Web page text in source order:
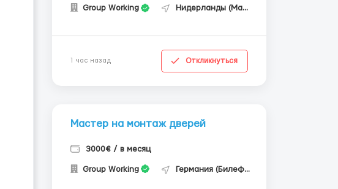
Group Working Нидерланды (Маастрихт)
1 час назад Откликнуться
Мастер на монтаж дверей
3000€ / в месяц
Group Working Германия (Билефельд)